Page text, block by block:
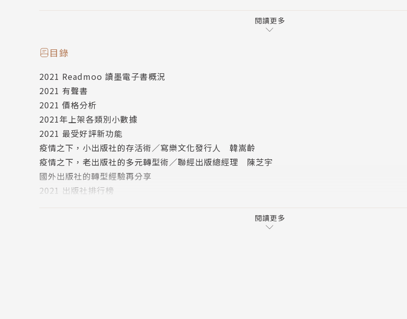
卅上下的女性是我們的最大支柱！
誰說台灣沒有讀書人？
七、閱讀裝置比例
你買閱讀器了沒？
八、一日閱讀時間
天天都是買書日，時時都是閱讀時
閱讀更多
目錄
2021 Readmoo 讀墨電子書概況
2021 有聲書
2021 價格分析
2021年上架各類別小數據
2021 最受好評新功能
疫情之下，小出版社的存活術／寫樂文化發行人 韓嵩齡
疫情之下，老出版社的多元轉型術／聯經出版總經理 陳芝宇
國外出版社的轉型經驗再分享
2021 出版社排行榜
閱讀更多